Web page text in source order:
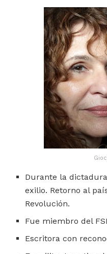
Durante la
exilio. Retorno al
Revolución.
Fue miembro del
Escritora con